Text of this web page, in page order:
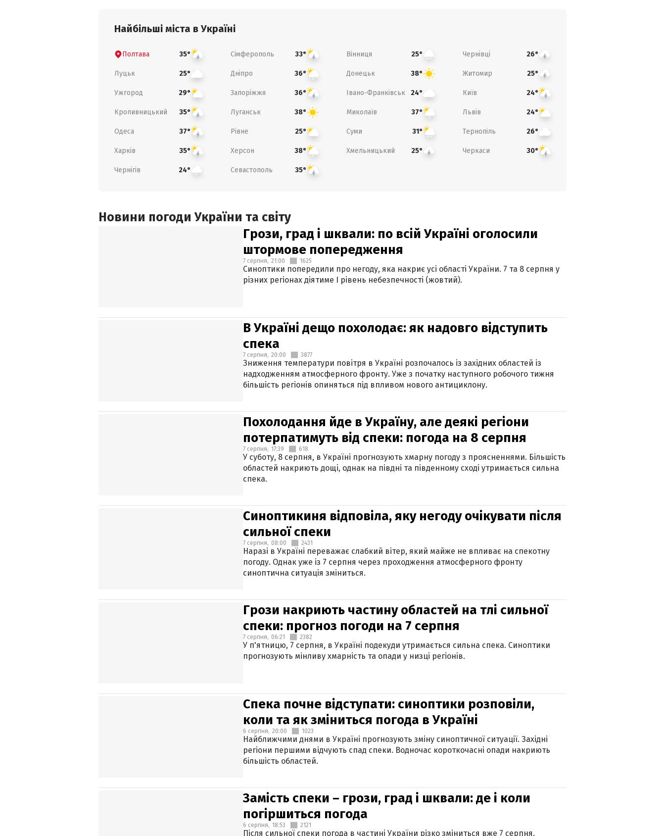
Найбільші міста в Україні
Полтава 35° Сімферополь 33° Вінниця 25° Чернівці 26°
Луцьк 25° Дніпро 36° Донецьк 38° Житомир 25°
Ужгород 29° Запоріжжя 36° Івано-Франківськ 24° Київ 24°
Кропивницький 35° Луганськ 38° Миколаїв 37° Львів 24°
Одеса 37° Рівне 25° Суми 31° Тернопіль 26°
Харків 35° Херсон 38° Хмельницький 25° Черкаси 30°
Чернігів 24° Севастополь 35°
Новини погоди України та світу
Грози, град і шквали: по всій Україні оголосили
штормове попередження
7 серпня, 21:00 1625
Синоптики попередили про негоду, яка накриє усі області України. 7 та 8 серпня у
різних регіонах діятиме І рівень небезпечності (жовтий).
В Україні дещо похолодає: як надовго відступить
спека
7 серпня, 20:00 3877
Зниження температури повітря в Україні розпочалось із західних областей із
надходженням атмосферного фронту. Уже з початку наступного робочого тижня
більшість регіонів опиняться під впливом нового антициклону.
Похолодання йде в Україну, але деякі регіони
потерпатимуть від спеки: погода на 8 серпня
7 серпня, 17:39 618
У суботу, 8 серпня, в Україні прогнозують хмарну погоду з проясненнями. Більшість
областей накриють дощі, однак на півдні та південному сході утримається сильна
спека.
Синоптикиня відповіла, яку негоду очікувати після
сильної спеки
7 серпня, 08:00 2431
Наразі в Україні переважає слабкий вітер, який майже не впливає на спекотну
погоду. Однак уже із 7 серпня через проходження атмосферного фронту
синоптична ситуація зміниться.
Грози накриють частину областей на тлі сильної
спеки: прогноз погоди на 7 серпня
7 серпня, 06:21 2382
У п'ятницю, 7 серпня, в Україні подекуди утримається сильна спека. Синоптики
прогнозують мінливу хмарність та опади у низці регіонів.
Спека почне відступати: синоптики розповіли,
коли та як зміниться погода в Україні
6 серпня, 20:00 1023
Найближчими днями в Україні прогнозують зміну синоптичної ситуації. Західні
регіони першими відчують спад спеки. Водночас короткочасні опади накриють
більшість областей.
Замість спеки – грози, град і шквали: де і коли
погіршиться погода
6 серпня, 18:53 2121
Після сильної спеки погода в частині України різко зміниться вже 7 серпня.